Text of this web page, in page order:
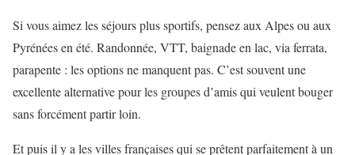
Si vous aimez les séjours plus sportifs, pensez aux Alpes ou aux
Pyrénées en été. Randonnée, VTT, baignade en lac, via ferrata,
parapente : les options ne manquent pas. C’est souvent une
excellente alternative pour les groupes d’amis qui veulent bouger
sans forcément partir loin.
Et puis il y a les villes françaises qui se prêtent parfaitement à un